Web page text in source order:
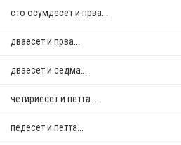
сто осумдесет и прва...
дваесет и прва...
дваесет и седма...
четириесет и петта...
педесет и петта...